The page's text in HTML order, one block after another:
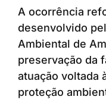
A ocorrência
desenvolvido
Ambiental de
preservação da
atuação voltada
proteção